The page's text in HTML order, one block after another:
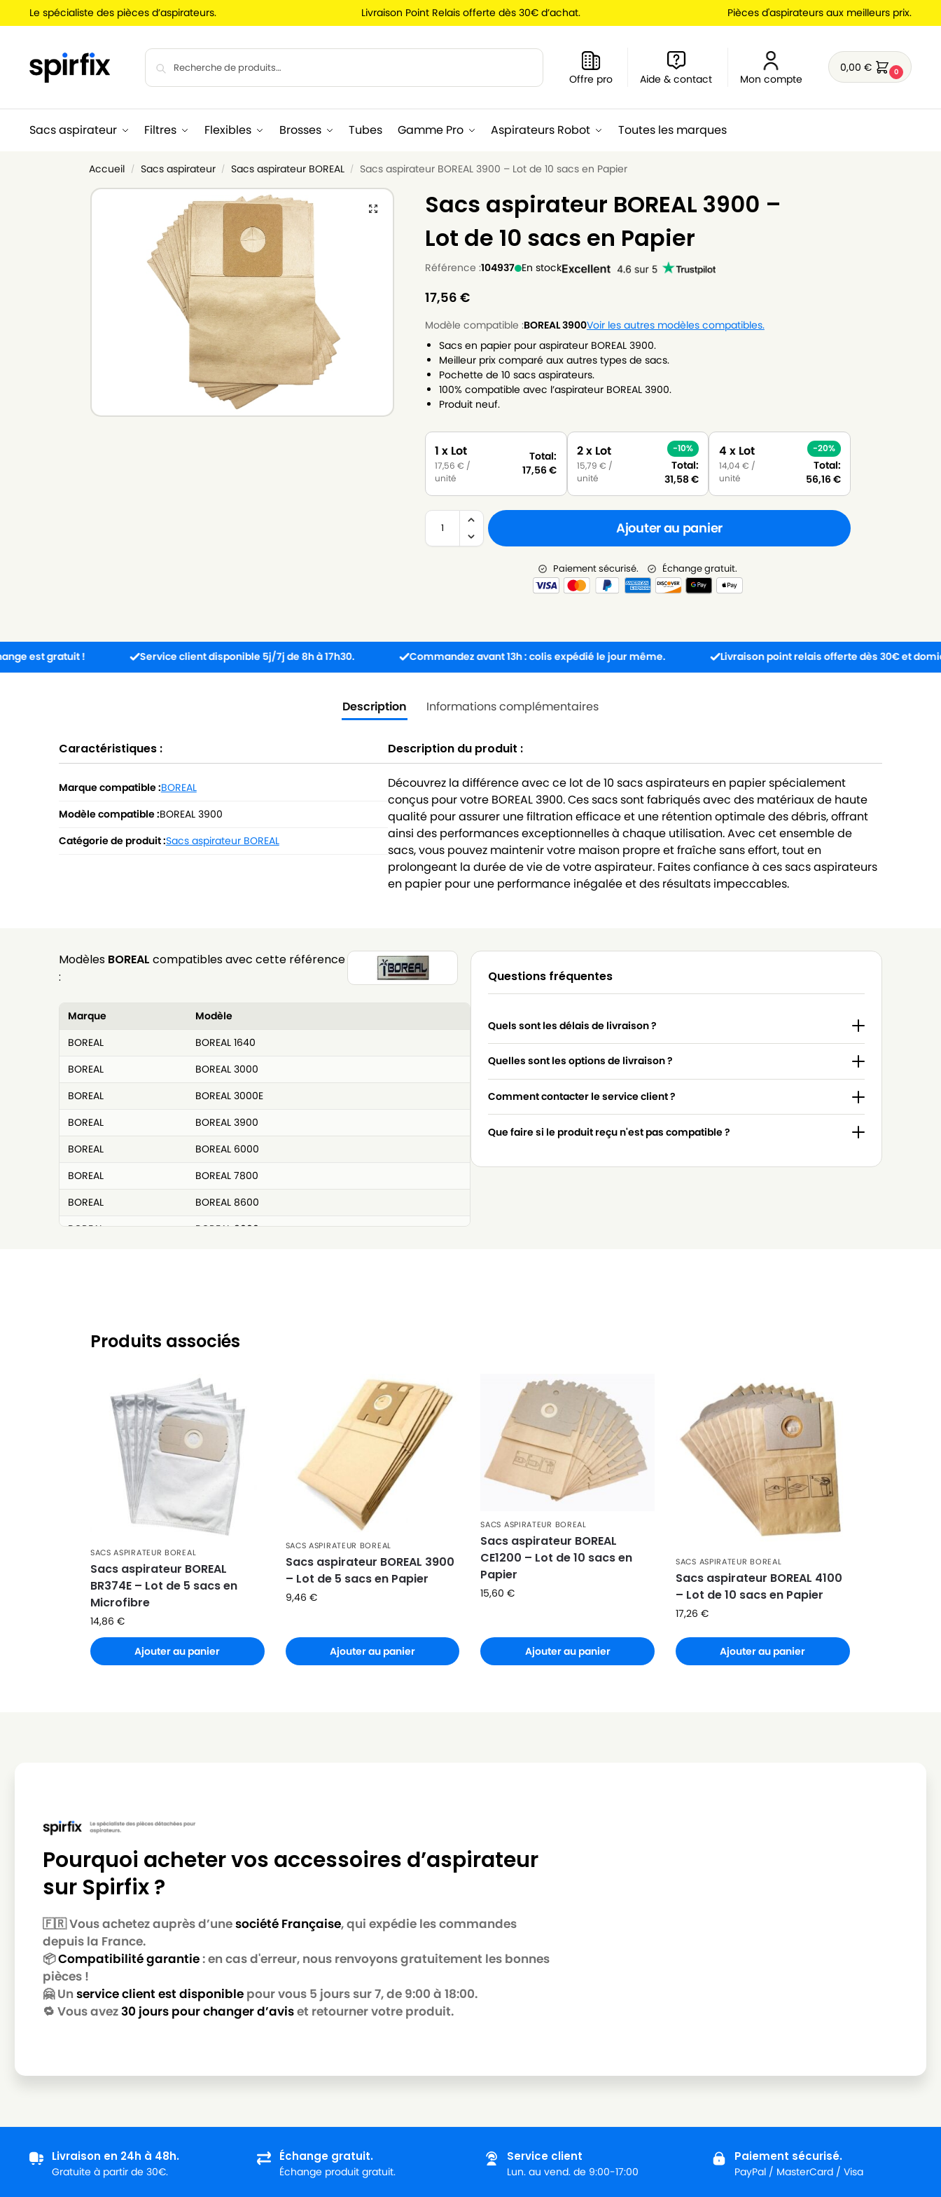
Le spécialiste des pièces d’aspirateurs. Livraison Point Relais offerte dès 30€ d’achat. Pièces d'aspirateurs aux meilleurs prix.
Offre pro Aide & contact Mon compte
0,00€ 0
Sacs aspirateur Filtres Flexibles Brosses Tubes Gamme Pro Aspirateurs Robot Toutes les marques
Accueil / Sacs aspirateur / Sacs aspirateur BOREAL / Sacs aspirateur BOREAL 3900 – Lot de 10 sacs en Papier
Sacs aspirateur BOREAL 3900 –
Lot de 10 sacs en Papier
Référence :104937 En stock
17,56 €
Modèle compatible :BOREAL 3900Voir les autres modèles compatibles.
Sacs en papier pour aspirateur BOREAL 3900.
Meilleur prix comparé aux autres types de sacs.
Pochette de 10 sacs aspirateurs.
100% compatible avec l’aspirateur BOREAL 3900.
Produit neuf.
1 x Lot
17,56€ /
unité
Total:
17,56€
2 x Lot
15,79€ /
unité
-10%
Total:
31,58€
4 x Lot
14,04€ /
unité
-20%
Total:
56,16€
Ajouter au panier
Paiement sécurisé. Échange gratuit.
! Service client disponible 5j/7j de 8h à 17h30. Commandez avant 13h : colis expédié le jour même. Livraison point relais offerte dès 30€ et domicile dès
Description Informations complémentaires
Caractéristiques :
Marque compatible :BOREAL
Modèle compatible :BOREAL 3900
Catégorie de produit :Sacs aspirateur BOREAL
Description du produit :
Découvrez la différence avec ce lot de 10 sacs aspirateurs en papier spécialement
conçus pour votre BOREAL 3900. Ces sacs sont fabriqués avec des matériaux de haute
qualité pour assurer une filtration efficace et une rétention optimale des débris, offrant
ainsi des performances exceptionnelles à chaque utilisation. Avec cet ensemble de
sacs, vous pouvez maintenir votre maison propre et fraîche sans effort, tout en
prolongeant la durée de vie de votre aspirateur. Faites confiance à ces sacs aspirateurs
en papier pour une performance inégalée et des résultats impeccables.
Modèles BOREAL compatibles avec cette référence
:
Marque
Modèle
BOREAL
BOREAL 1640
BOREAL
BOREAL 3000
BOREAL
BOREAL 3000E
BOREAL
BOREAL 3900
BOREAL
BOREAL 6000
BOREAL
BOREAL 7800
BOREAL
BOREAL 8600
BOREAL
BOREAL 9000
BOREAL
BOREAL SB1200EG
BOREAL SB900
BOREAL SBE1100
BOREAL SBE1200
BOREAL TD
BOREAL TR
BOREAL TR1000
BOREAL
BOREAL
BOREAL TR1020
BOREAL
BOREAL
BOREAL
BOREAL TR1200EB
Questions fréquentes
Quels sont les délais de livraison ?
Quelles sont les options de livraison ?
Comment contacter le service client ?
Que faire si le produit reçu n'est pas compatible ?
Produits associés
SACS ASPIRATEUR BOREAL
Sacs aspirateur BOREAL
BR374E – Lot de 5 sacs en
Microfibre
14,86 €
Ajouter au panier
SACS ASPIRATEUR BOREAL
Sacs aspirateur BOREAL 3900
– Lot de 5 sacs en Papier
9,46 €
Ajouter au panier
SACS ASPIRATEUR BOREAL
Sacs aspirateur BOREAL
CE1200 – Lot de 10 sacs en
Papier
15,60€
Ajouter au panier
SACS ASPIRATEUR BOREAL
Sacs aspirateur BOREAL 4100
– Lot de 10 sacs en Papier
17,26€
Ajouter au panier
Pourquoi acheter vos accessoires d’aspirateur
sur Spirfix ?
🇫🇷 Vous achetez auprès d’unesociété Française, qui expédie les commandes
depuis la France.
📦Compatibilité garantie: en cas d'erreur, nous renvoyons gratuitement les bonnes
pièces !
🤗 Un service client est disponible pour vous 5 jours sur 7, de 9:00 à 18:00.
🔁 Vous avez30 jours pour changer d’aviset retourner votre produit.
Livraison en 24h à 48h.
Gratuite à partir de 30€.
Échange gratuit.
Échange produit gratuit.
Service client
Lun. au vend. de 9:00-17:00
Paiement sécurisé.
PayPal / MasterCard / Visa